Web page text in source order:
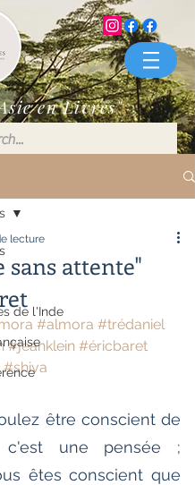
en Livres"
de l'Inde
sans attente"
lecture
#almora #trédaniel
#jeanklein #éricbaret
#shiva
être conscient de
c'est une pensée ;
êtes conscient que